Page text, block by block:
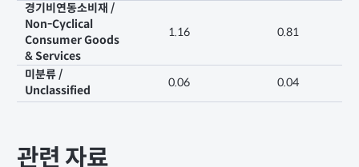
경기비연동소비재 /
Non-Cyclical
Consumer Goods
& Services
1.16 0.81
미분류 /
Unclassified
0.06 0.04
관련 자료